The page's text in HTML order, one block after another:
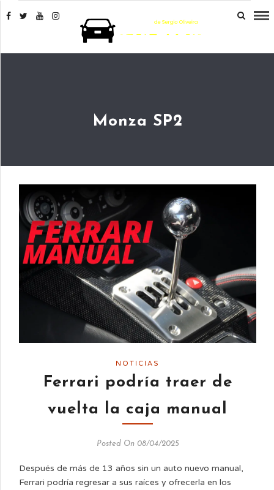
Monza SP2
NOTICIAS
Ferrari podría traer de
vuelta la caja manual
Posted On 08/04/2025
Después de más de 13 años sin un auto nuevo manual,
Ferrari podría regresar a sus raíces y ofrecerla en los